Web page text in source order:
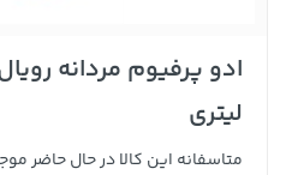
لیتری
متاسفانه این کالا در حال حاضر